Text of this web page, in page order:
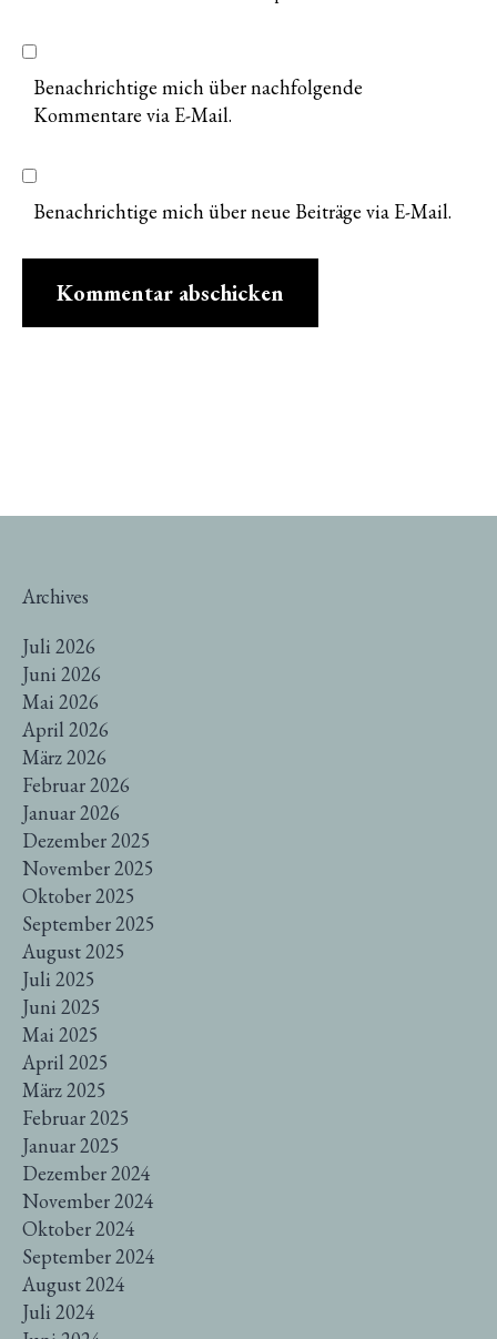
Benachrichtige mich über nachfolgende
Kommentare via E-Mail.
Benachrichtige mich über neue Beiträge via E-Mail.
Archives
Juli 2026
Juni 2026
Mai 2026
April 2026
März 2026
Februar 2026
Januar 2026
Dezember 2025
November 2025
Oktober 2025
September 2025
August 2025
Juli 2025
Juni 2025
Mai 2025
April 2025
März 2025
Februar 2025
Januar 2025
Dezember 2024
November 2024
Oktober 2024
September 2024
August 2024
Juli 2024